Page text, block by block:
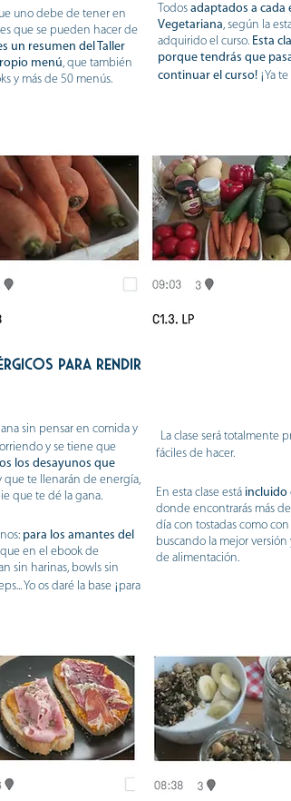
uno debe de tener en
que se pueden hacer de
un resumen del Taller
menú, que también
y más de 50 menús.
Todos adaptados a cada
Vegetariana, según la
adquirido el curso. Esta
porque tendrás que
continuar el curso! ¡Ya
para rendir
sin pensar en comida y
y se tiene que
los desayunos que
que te llenarán de energía,
que te dé la gana.
para los amantes del
en el ebook de
sin harinas, bowls sin
Yo os daré la base ¡ para
La clase será totalmente
fáciles de hacer.
En esta clase está incluido
donde encontrarás más
día con tostadas como
buscando la mejor
de alimentación.